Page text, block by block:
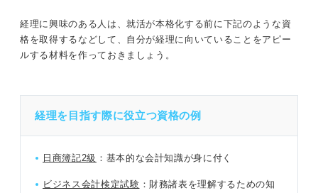
経理に興味のある人は、就活が本格化する前に下記のような資
格を取得するなどして、自分が経理に向いていることをアピー
ルする材料を作っておきましょう。
経理を目指す際に役立つ資格の例
日商簿記2級 ：基本的な会計知識が身に付く
ビジネス会計検定試験 ：財務諸表を理解するための知